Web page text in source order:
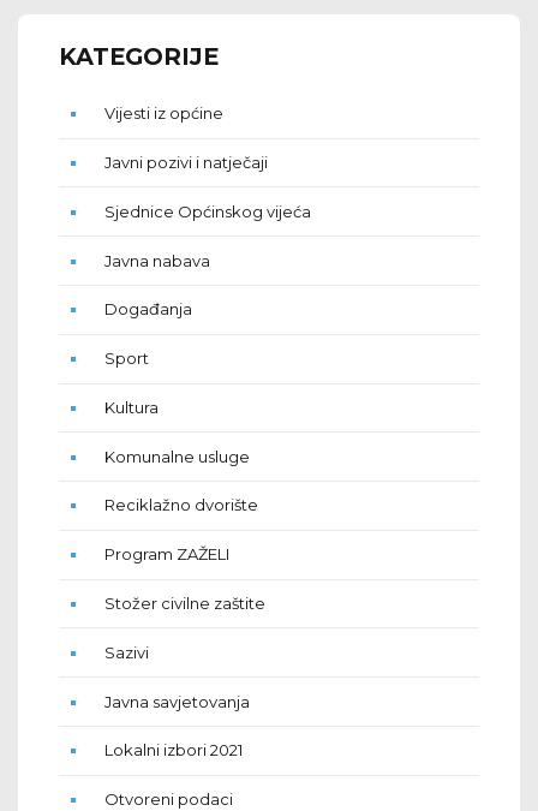
KATEGORIJE
Vijesti iz općine
Javni pozivi i natječaji
Sjednice Općinskog vijeća
Javna nabava
Događanja
Sport
Kultura
Komunalne usluge
Reciklažno dvorište
Program ZAŽELI
Stožer civilne zaštite
Sazivi
Javna savjetovanja
Lokalni izbori 2021
Otvoreni podaci